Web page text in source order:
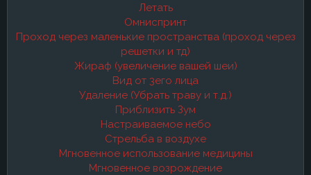
Летать
Омниспринт
Проход через маленькие пространства (проход через
решетки и тд)
Жираф (увеличение вашей шеи)
Вид от 3его лица
Удаление (Убрать траву и т.д.)
Приблизить Зум
Настраиваемое небо
Стрельба в воздухе
Мгновенное использование медицины
Мгновенное возрождение